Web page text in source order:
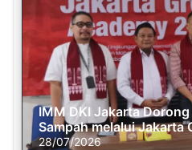
IMM DKI Jakarta
Sampah melalui Jakarta
28/07/2026